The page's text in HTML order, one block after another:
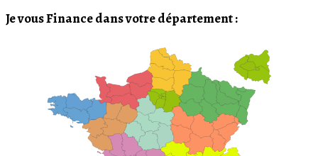
Je vous Finance dans votre département :